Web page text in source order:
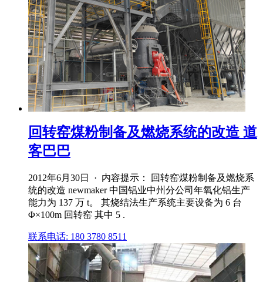
回转窑煤粉制备及燃烧系统的改造 道
客巴巴
2012年6月30日 · 内容提示： 回转窑煤粉制备及燃烧系
统的改造 newmaker 中国铝业中州分公司年氧化铝生产
能力为 137 万 t。 其烧结法生产系统主要设备为 6 台
Φ×100m 回转窑 其中 5 .
联系电话: 180 3780 8511